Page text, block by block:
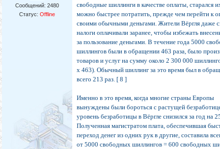
Сообщений:2480
Статус:Offline
свободные шиллинги в качестве оплаты, старался
можно быстрее потратить, прежде чем перейти к
своими обычными деньгами. Жители Вёргля даже
налоги оплачивали заранее, чтобы избежать
за пользование деньгами. В течение года 5000
шиллингов были в обращении 463 раза, было
товаров и услуг на сумму около 2 300 000
х 463). Обычный шиллинг за это время был в
всего 213 раз. [ 8 ]
Именно в это время, когда многие страны Европы
вынуждены были бороться с растущей
уровень безработицы в Вёргле снизился за год на
Полученная магистратом плата, обеспечившая
переход денег из одних рук в другие, составила
от 5000 свободных шиллингов = 600 свободных